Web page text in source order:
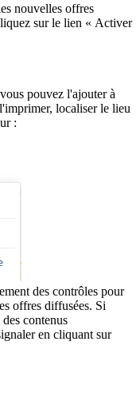
nouvelles offres
sur le lien « Activer
pouvez l'ajouter à
localiser le lieu
:
des contrôles pour
offres diffusées. Si
contenus
en cliquant sur